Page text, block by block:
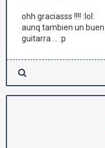
ohh graciasss !!!! :lol:
aunq tambien un
guitarra ... :p